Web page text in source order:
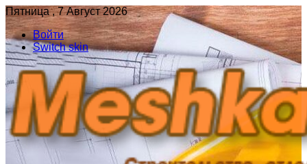
Пятница , 7 Август 2026
Войти
Switch skin